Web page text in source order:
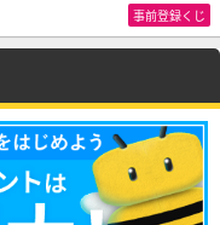
事前登録くじ